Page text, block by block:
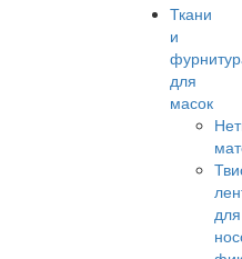
Ткани
и
для
масок
для